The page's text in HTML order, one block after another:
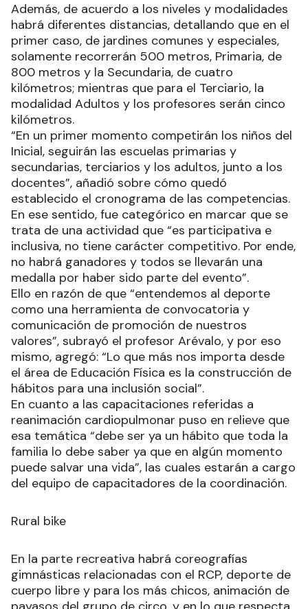
Además, de acuerdo a los niveles y modalidades
habrá diferentes distancias, detallando que en el
primer caso, de jardines comunes y especiales,
solamente recorrerán 500 metros, Primaria, de
800 metros y la Secundaria, de cuatro
kilómetros; mientras que para el Terciario, la
modalidad Adultos y los profesores serán cinco
kilómetros.
“En un primer momento competirán los niños del
Inicial, seguirán las escuelas primarias y
secundarias, terciarios y los adultos, junto a los
docentes”, añadió sobre cómo quedó
establecido el cronograma de las competencias.
En ese sentido, fue categórico en marcar que se
trata de una actividad que “es participativa e
inclusiva, no tiene carácter competitivo. Por ende,
no habrá ganadores y todos se llevarán una
medalla por haber sido parte del evento”.
Ello en razón de que “entendemos al deporte
como una herramienta de convocatoria y
comunicación de promoción de nuestros
valores”, subrayó el profesor Arévalo, y por eso
mismo, agregó: “Lo que más nos importa desde
el área de Educación Física es la construcción de
hábitos para una inclusión social”.
En cuanto a las capacitaciones referidas a
reanimación cardiopulmonar puso en relieve que
esa temática “debe ser ya un hábito que toda la
familia lo debe saber ya que en algún momento
puede salvar una vida”, las cuales estarán a cargo
del equipo de capacitadores de la coordinación.
Rural bike
En la parte recreativa habrá coreografías
gimnásticas relacionadas con el RCP, deporte de
cuerpo libre y para los más chicos, animación de